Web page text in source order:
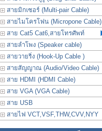
สายมิกเซอร์ (Multi-pair Cable)
สายไมโครโฟน (Micropone Cable)
สาย Cat5 Cat6,สายโทรศัพท์
สายลำโพง (Speaker cable)
สายวายริ่ง (Hook-Up Cable )
สายสัญญาณ (Audio/Video Cable)
สาย HDMI (HDMI Cable)
สาย VGA (VGA Cable)
สาย USB
สายไฟ VCT,VSF,THW,CVV,NYY